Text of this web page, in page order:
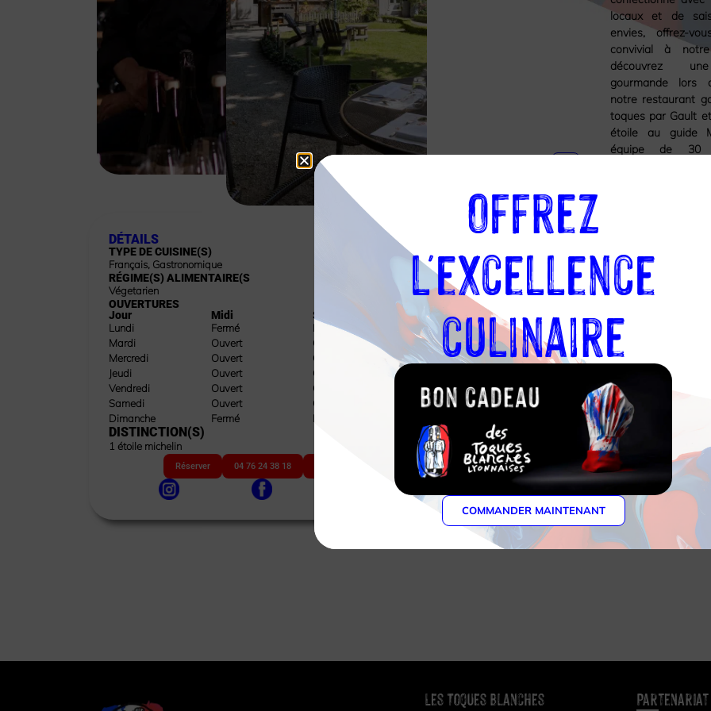
DÉTAILS
TYPE DE CUISINE(S)
Français, Gastronomique
RÉGIME(S) ALIMENTAIRE(S
Végetarien
OUVERTURES
Jour
Lundi
Mardi
Mercredi
Jeudi
Vendredi
Samedi
Dimanche
Midi
Fermé
Ouvert
Ouvert
Ouvert
Ouvert
Ouvert
Fermé
Soir
Fermé
Ouvert
Ouvert
Ouvert
Ouvert
Ouvert
Fermé
DISTINCTION(S)
1 étoile michelin
Réserver 04 76 24 38 18
38
18
locaux et de
envies, offrez-
convivial à
découvrez
gourmande lors
notre restaurant
toques par Gault
étoile au guide
équipe de 30
passionnés de
restauration, vous
faire vivre
inoubliables,
de partage
Les Toques Blanches
Partenariat
Offrez
l'excellence
culinaire
COMMANDER MAINTENANT